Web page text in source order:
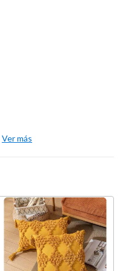
Ver más